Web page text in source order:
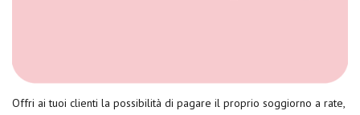
Offri ai tuoi clienti la possibilità di pagare il proprio soggiorno a rate,